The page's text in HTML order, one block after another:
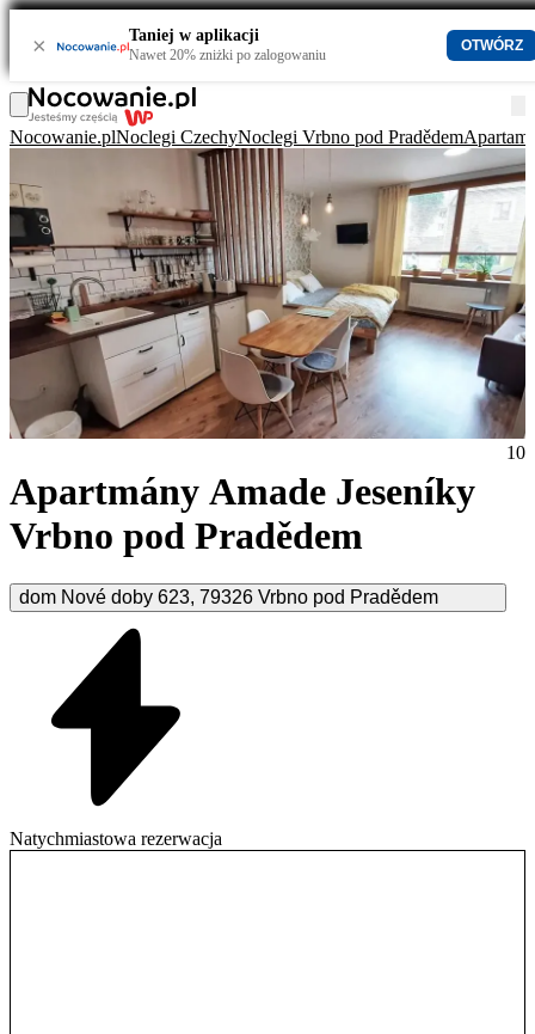
× Taniej w aplikacji
Nawet 20% zniżki po zalogowaniu
OTWÓRZ
Nocowanie.plNoclegi CzechyNoclegi Vrbno pod Pradědem
Apartmány Amade Jeseníky
Vrbno pod Pradědem
dom Nové doby 623, 79326 Vrbno pod Pradědem
10
Natychmiastowa rezerwacja